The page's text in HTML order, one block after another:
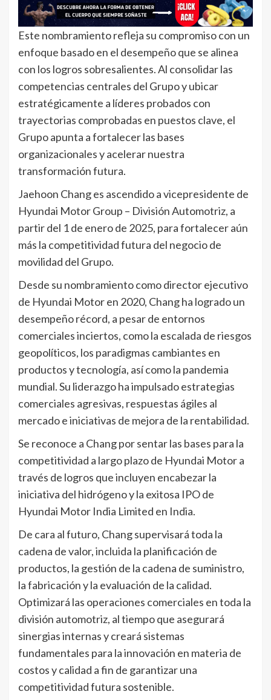
Este nombramiento refleja su compromiso con un
enfoque basado en el desempeño que se alinea
con los logros sobresalientes. Al consolidar las
competencias centrales del Grupo y ubicar
estratégicamente a líderes probados con
trayectorias comprobadas en puestos clave, el
Grupo apunta a fortalecer las bases
organizacionales y acelerar nuestra
transformación futura.
Jaehoon Chang es ascendido a vicepresidente de
Hyundai Motor Group – División Automotriz, a
partir del 1 de enero de 2025, para fortalecer aún
más la competitividad futura del negocio de
movilidad del Grupo.
Desde su nombramiento como director ejecutivo
de Hyundai Motor en 2020, Chang ha logrado un
desempeño récord, a pesar de entornos
comerciales inciertos, como la escalada de riesgos
geopolíticos, los paradigmas cambiantes en
productos y tecnología, así como la pandemia
mundial. Su liderazgo ha impulsado estrategias
comerciales agresivas, respuestas ágiles al
mercado e iniciativas de mejora de la rentabilidad.
Se reconoce a Chang por sentar las bases para la
competitividad a largo plazo de Hyundai Motor a
través de logros que incluyen encabezar la
iniciativa del hidrógeno y la exitosa IPO de
Hyundai Motor India Limited en India.
De cara al futuro, Chang supervisará toda la
cadena de valor, incluida la planificación de
productos, la gestión de la cadena de suministro,
la fabricación y la evaluación de la calidad.
Optimizará las operaciones comerciales en toda la
división automotriz, al tiempo que asegurará
sinergias internas y creará sistemas
fundamentales para la innovación en materia de
costos y calidad a fin de garantizar una
competitividad futura sostenible.